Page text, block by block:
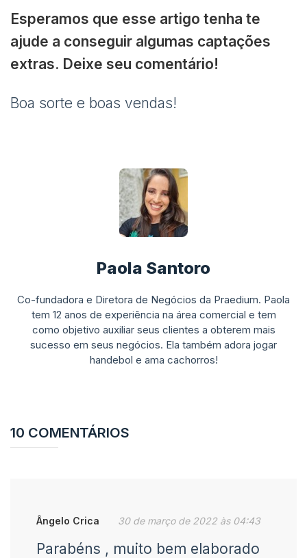
Esperamos que esse artigo tenha te
ajude a conseguir algumas captações
extras. Deixe seu comentário!
Boa sorte e boas vendas!
Paola Santoro
Co-fundadora e Diretora de Negócios da Praedium. Paola
tem 12 anos de experiência na área comercial e tem
como objetivo auxiliar seus clientes a obterem mais
sucesso em seus negócios. Ela também adora jogar
handebol e ama cachorros!
10 COMENTÁRIOS
Ângelo Crica 30 de março de 2022 às 04:43
Parabéns , muito bem elaborado